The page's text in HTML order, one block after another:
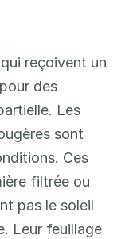
reçoivent un
des
Les
sont
Ces
filtrée ou
pas le soleil
Leur feuillage